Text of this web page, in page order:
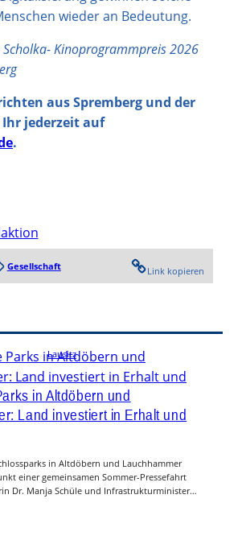
wieder an Bedeutung.
Scholka- Kinoprogrammpreis 2026
aus Spremberg und der
jederzeit auf
.
Gesellschaft Link kopieren
Lausitz
in Altdöbern und
Land investiert in Erhalt und
in Altdöbern und Lauchhammer
einer gemeinsamen Sommer-Pressefahrt
Dr. Manja Schüle und Infrastrukturminister…